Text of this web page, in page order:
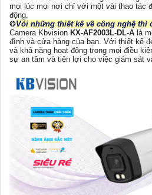
mọi lúc mọi nơi chỉ với một vài thao tác
động.
❂Vói những thiết kế về công nghệ thì
Camera Kbvision KX-AF2003L-DL-A là
đình và cửa hàng của bạn. Với thiết kế
và khả năng hoạt động trong mọi điều
sự an tâm và tiện lợi cho việc giám sát